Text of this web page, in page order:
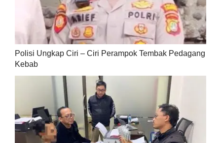
Polisi Ungkap Ciri – Ciri Perampok Tembak Pedagang
Kebab